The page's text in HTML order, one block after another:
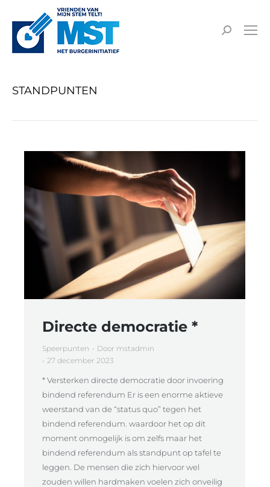
STANDPUNTEN
Directe democratie *
Speerpunten Door mstadmin
27 december 2023
* Versterken directe democratie door invoering
bindend referendum Er is een enorme aktieve
weerstand van de “status quo” tegen het
bindend referendum. waardoor het op dit
moment onmogelijk is om zelfs maar het
bindend referendum als standpunt op tafel te
leggen. De mensen die zich hiervoor wel
zouden willen hardmaken voelen zich onveilig